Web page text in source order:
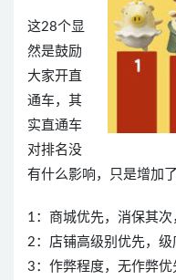
这28个显
然是鼓励
大家开直
通车，其
实直通车
对排名没
有什么影响，只是增加
1：商城优先，消保其次
2：店铺高级别优先，级
3：作弊程度，无作弊